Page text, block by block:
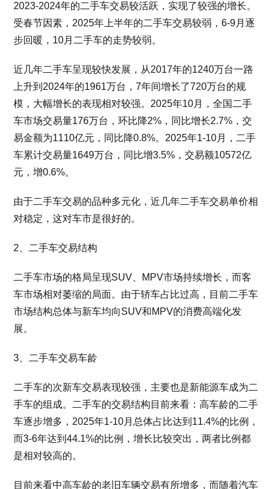
2023-2024年的二手车交易较活跃，实现了较强的增长。
受春节因素，2025年上半年的二手车交易较弱，6-9月逐
步回暖，10月二手车的走势较弱。
近几年二手车呈现较快发展，从2017年的1240万台一路
上升到2024年的1961万台，7年间增长了720万台的规
模，大幅增长的表现相对较强。2025年10月，全国二手
车市场交易量176万台，环比降2%，同比增长2.7%，交
易金额为1110亿元，同比降0.8%。2025年1-10月，二手
车累计交易量1649万台，同比增3.5%，交易额10572亿
元，增0.6%。
由于二手车交易的品种多元化，近几年二手车交易单价相
对稳定，这对车市是很好的。
2、二手车交易结构
二手车市场的格局呈现SUV、MPV市场持续增长，而客
车市场相对萎缩的局面。由于轿车占比过高，目前二手车
市场结构总体与新车均向SUV和MPV的消费高端化发
展。
3、二手车交易车龄
二手车的次新车交易表现较强，主要也是新能源车成为二
手车的组成。二手车的交易结构目前来看：高车龄的二手
车逐步增多，2025年1-10月总体占比达到11.4%的比例，
而3-6年达到44.1%的比例，增长比较突出，两者比例都
是相对较高的。
目前来看中高车龄的老旧车辆交易有所增多，而随着汽车